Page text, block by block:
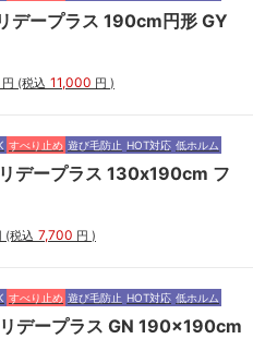
デープラス 190cm円形 GY
円 (税込 11,000 円 )
すべり止め 遊び毛防止 HOT対応 低ホルム
デープラス 130x190cm フ
(税込 7,700 円 )
すべり止め 遊び毛防止 HOT対応 低ホルム
デープラス GN 190x190cm